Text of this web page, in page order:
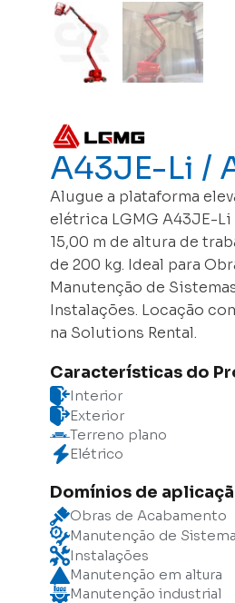
A43JE-Li /
Alugue a plataforma
elétrica LGMG A43JE-Li
15,00 m de altura de
de 200 kg. Ideal para
Manutenção de
Instalações. Locação
na Solutions Rental.
Características do
Interior
Exterior
Terreno plano
Elétrico
Domínios de
Obras de Acabamento
Manutenção de
Instalações
Manutenção em altura
Manutenção industrial